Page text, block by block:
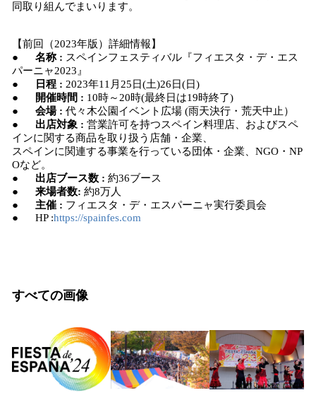
同取り組んでまいります。
【前回（2023年版）詳細情報】
● 名称 : スペインフェスティバル『フィエスタ・デ・エス
パーニャ2023』
●
日程 : 2023年11月25日(土)26日(日)
●
開催時間 : 10時～20時(最終日は19時終了)
● 会場 : 代々木公園イベント広場 (雨天決行・荒天中止）
● 出店対象 : 営業許可を持つスペイン料理店、およびスペ
インに関する商品を取り扱う店舗・企業、
スペインに関連する事業を行っている団体・企業、NGO・NP
Oなど。
● 出店ブース数 : 約36ブース
● 来場者数: 約8万人
● 主催 : フィエスタ・デ・エスパーニャ実行委員会
● HP :https://spainfes.com
すべての画像